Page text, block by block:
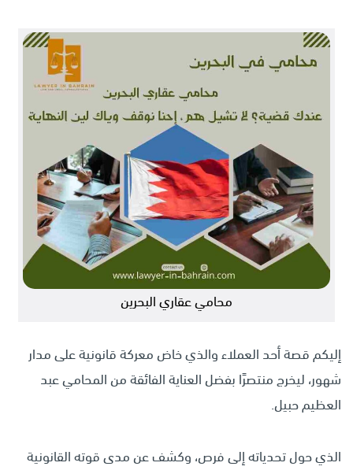
محامي عقاري البحرين
إليكم قصة أحد العملاء والذي خاض معركة قانونية على مدار
شهور، ليخرج منتصرًا بفضل العناية الفائقة من المحامي عبد
العظيم حبيل.
الذي حول تحدياته إلى فرص، وكشف عن مدى قوته القانونية